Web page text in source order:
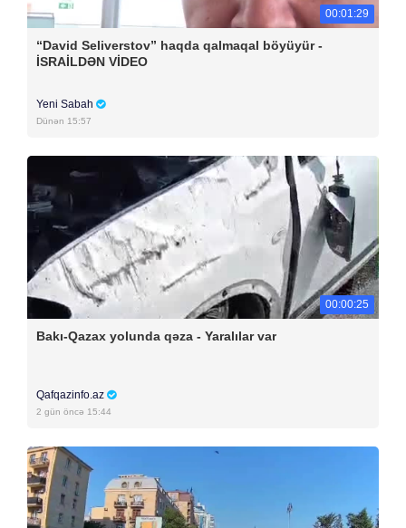
00:01:29
“David Seliverstov” haqda qalmaqal böyüyür -
İSRAİLDƏN VİDEO
Yeni Sabah
Dünən 15:57
00:00:25
Bakı-Qazax yolunda qəza - Yaralılar var
Qafqazinfo.az
2 gün öncə 15:44